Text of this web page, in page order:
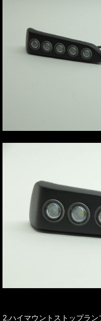
2.ハイマウントストップラン